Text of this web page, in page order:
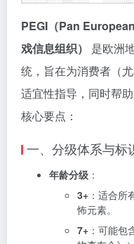
PEGI（Pan
戏信息组织）
是欧洲
统，旨在为消费者（
适宜性指导，同时帮
核心要点：
一、分级体系与标
年龄分级 ：
3+ ：适合
怖元素。
7+ ：可能包